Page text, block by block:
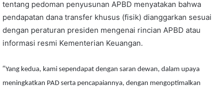
tentang pedoman penyusunan APBD menyatakan bahwa
pendapatan dana transfer khusus (fisik) dianggarkan sesuai
dengan peraturan presiden mengenai rincian APBD atau
informasi resmi Kementerian Keuangan.
“Yang kedua, kami sependapat dengan saran dewan, dalam upaya
meningkatkan PAD serta pencapaiannya, dengan mengoptimalkan